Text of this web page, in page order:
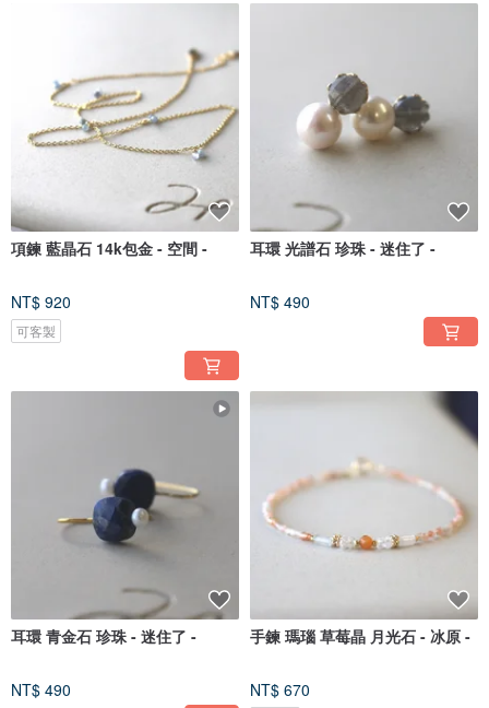
項鍊 藍晶石 14k包金 - 空間 -
NT$ 920
可客製
耳環 光譜石 珍珠 - 迷住了 -
NT$ 490
耳環 青金石 珍珠 - 迷住了 -
NT$ 490
手鍊 瑪瑙 草莓晶 月光石 - 冰原 -
NT$ 670